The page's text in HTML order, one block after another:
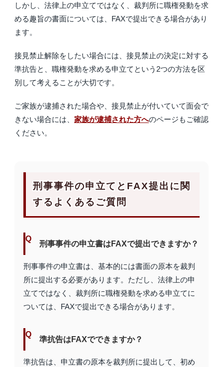
しかし、法律上の申立てではなく、裁判所に職権発動を求
める趣旨の書面については、FAXで提出できる場合があり
ます。
接見禁止解除をしたい場合には、接見禁止の決定に対する
準抗告と、職権発動を求める申立てという2つの方法を区
別して考えることが大切です。
ご家族が逮捕された場合や、接見禁止が付いていて面会で
きない場合には、 家族が逮捕された方へのページもご確認
ください。
刑事事件の申立てとFAX提出に関
するよくあるご質問
刑事事件の申立書はFAXで提出できますか？
刑事事件の申立書は、基本的には書面の原本を裁判
所に提出する必要があります。ただし、法律上の申
立てではなく、裁判所に職権発動を求める申立てに
ついては、FAXで提出できる場合があります。
準抗告はFAXでできますか？
準抗告は、申立書の原本を裁判所に提出して、初め